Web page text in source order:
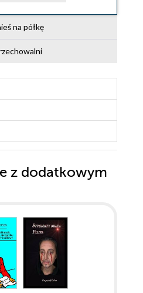
na półkę
z dodatkowym